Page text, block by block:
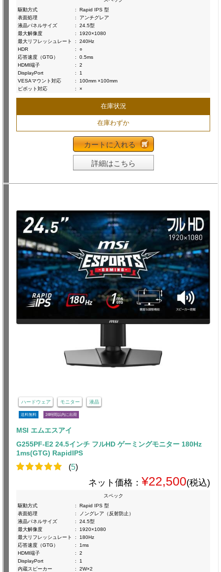
駆動方式
:
Rapid IPS 型
表面処理
:
アンチグレア
液晶パネルサイズ
:
24.5型
最大解像度
:
1920×1080
最大リフレッシュレート
:
240Hz
HDR
:
○
応答速度（GTG）
:
0.5ms
HDMI端子
:
2
DisplayPort
:
1
VESAマウント対応
:
100mm ×100mm
ピボット対応
: ×
在庫状況
在庫わずか
カートに入れる
詳細はこちら
ハードウェア モニター 液晶
送料無料 24時間以内に出荷
MSI エムエスアイ
G255PF-E2 24.5インチ フルHD ゲーミングモニター 180Hz
1ms(GTG) RapidIPS
(5)
ネット価格： ¥22,500(税込)
スペック
駆動方式
:
Rapid IPS 型
表面処理
:
ノングレア（反射防止）
液晶パネルサイズ
:
24.5型
最大解像度
:
1920×1080
最大リフレッシュレート
:
180Hz
応答速度（GTG）
:
1ms
HDMI端子
:
2
DisplayPort
:
1
内蔵スピーカー
:
2W×2